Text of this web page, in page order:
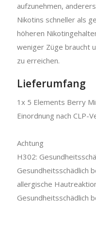
aufzunehmen,
Nikotins schneller als
höheren
weniger Züge braucht
zu erreichen.
Lieferumfang
1x 5 Elements Berry
Einordnung nach CLP-
Achtung
H302:
Gesundheitsschädlich
allergische
Gesundheitsschädlich